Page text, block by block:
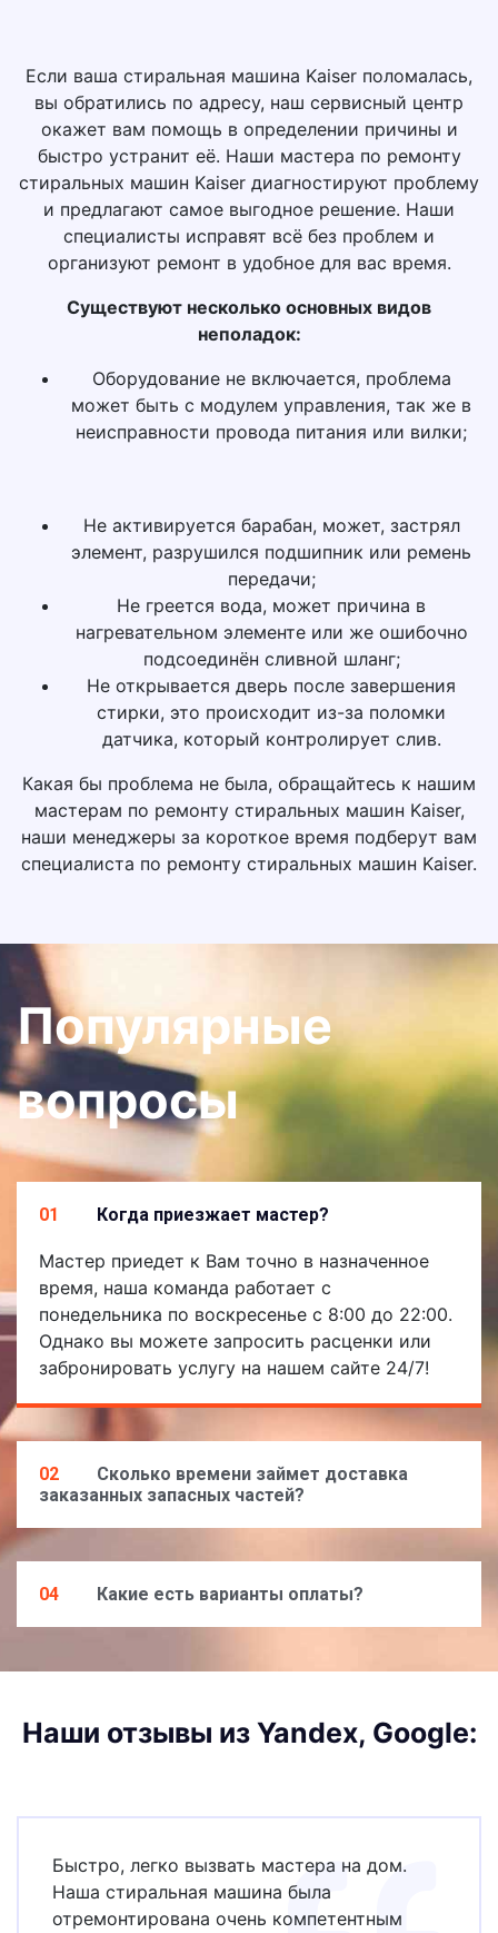
Если ваша стиральная машина Kaiser поломалась,
вы обратились по адресу, наш сервисный центр
окажет вам помощь в определении причины и
быстро устранит её. Наши мастера по ремонту
стиральных машин Kaiser диагностируют проблему
и предлагают самое выгодное решение. Наши
специалисты исправят всё без проблем и
организуют ремонт в удобное для вас время.
Существуют несколько основных видов
неполадок:
Оборудование не включается, проблема
может быть с модулем управления, так же в
неисправности провода питания или вилки;
Не активируется барабан, может, застрял
элемент, разрушился подшипник или ремень
передачи;
Не греется вода, может причина в
нагревательном элементе или же ошибочно
подсоединён сливной шланг;
Не открывается дверь после завершения
стирки, это происходит из-за поломки
датчика, который контролирует слив.
Какая бы проблема не была, обращайтесь к нашим
мастерам по ремонту стиральных машин Kaiser,
наши менеджеры за короткое время подберут вам
специалиста по ремонту стиральных машин Kaiser.
Популярные
вопросы
01 Когда приезжает мастер?
Мастер приедет к Вам точно в назначенное
время, наша команда работает с
понедельника по воскресенье с 8:00 до 22:00.
Однако вы можете запросить расценки или
забронировать услугу на нашем сайте 24/7!
02
Сколько времени займет доставка
заказанных запасных частей?
04 Какие есть варианты оплаты?
Наши отзывы из Yandex, Google:
Быстро, легко вызвать мастера на дом.
Наша стиральная машина была
отремонтирована очень компетентным